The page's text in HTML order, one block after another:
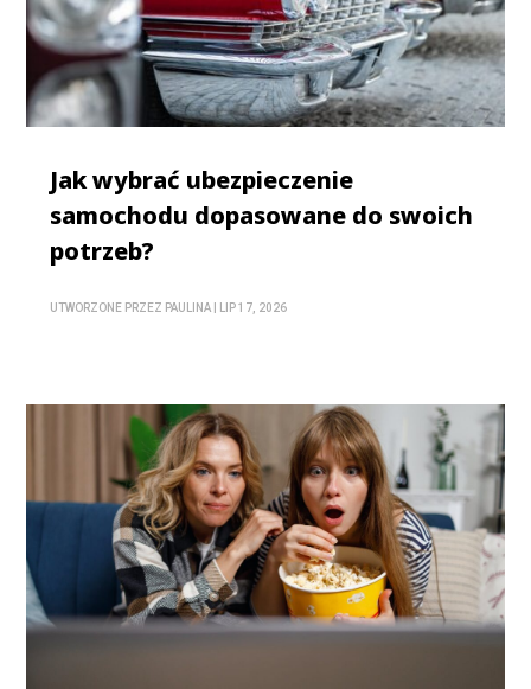
Jak wybrać ubezpieczenie
samochodu dopasowane do swoich
potrzeb?
UTWORZONE PRZEZ PAULINA LIP 17, 2026